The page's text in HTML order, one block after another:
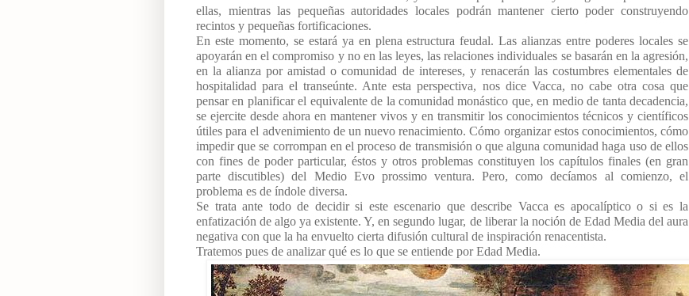
ellas, mientras las pequeñas autoridades locales podrán mantener cierto poder construyendo
recintos y pequeñas fortificaciones.
En este momento, se estará ya en plena estructura feudal. Las alianzas entre poderes locales se
apoyarán en el compromiso y no en las leyes, las relaciones individuales se basarán en la agresión,
en la alianza por amistad o comunidad de intereses, y renacerán las costumbres elementales de
hospitalidad para el transeúnte. Ante esta perspectiva, nos dice Vacca, no cabe otra cosa que
pensar en planificar el equivalente de la comunidad monástico que, en medio de tanta decadencia,
se ejercite desde ahora en mantener vivos y en transmitir los conocimientos técnicos y científicos
útiles para el advenimiento de un nuevo renacimiento. Cómo organizar estos conocimientos, cómo
impedir que se corrompan en el proceso de transmisión o que alguna comunidad haga uso de ellos
con fines de poder particular, éstos y otros problemas constituyen los capítulos finales (en gran
parte discutibles) del Medio Evo prossimo ventura. Pero, como decíamos al comienzo, el
problema es de índole diversa.
Se trata ante todo de decidir si este escenario que describe Vacca es apocalíptico o si es la
enfatización de algo ya existente. Y, en segundo lugar, de liberar la noción de Edad Media del aura
negativa con que la ha envuelto cierta difusión cultural de inspiración renacentista.
Tratemos pues de analizar qué es lo que se entiende por Edad Media.